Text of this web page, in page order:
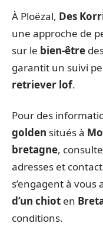
À Ploëzal, Des
une approche de
sur le bien-être
garantit un suivi
retriever lof.
Pour des
golden situés à
bretagne,
adresses et
s’engagent à
d’un chiot en
conditions.